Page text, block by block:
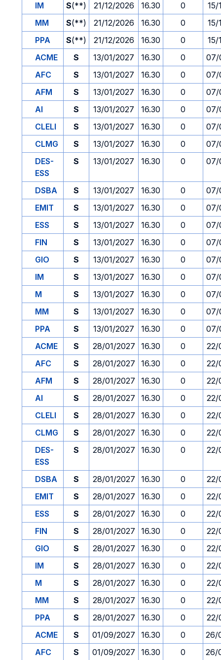
IM
S(**) 21/12/2026 16.30 0
15/
MM
S(**) 21/12/2026 16.30 0
15/
PPA
S(**) 21/12/2026 16.30 0
15/
ACME
S 13/01/2027 16.30 0
07/
AFC
S 13/01/2027 16.30 0
07/
AFM
S 13/01/2027 16.30 0
07/
AI
S 13/01/2027 16.30 0
07/
CLELI
S 13/01/2027 16.30 0
07/
CLMG
S 13/01/2027 16.30 0
07/
DES-
ESS
S 13/01/2027 16.30 0 07/
DSBA S 13/01/2027 16.30 0
07/
EMIT
S 13/01/2027 16.30 0
07/
ESS
S 13/01/2027 16.30 0
07/
FIN
S 13/01/2027 16.30 0
07/
GIO
S 13/01/2027 16.30 0
07/
IM
S 13/01/2027 16.30 0
07/
M
S 13/01/2027 16.30 0
07/
MM
S 13/01/2027 16.30 0
07/
PPA
S 13/01/2027 16.30 0
07/
ACME
S 28/01/2027 16.30 0
22/
AFC
S 28/01/2027 16.30 0
22/
AFM
S 28/01/2027 16.30 0
22/
AI
S 28/01/2027 16.30 0
22/
CLELI
S 28/01/2027 16.30 0
22/
CLMG
S 28/01/2027 16.30 0
22/
DES-
ESS
S 28/01/2027 16.30 0 22/
DSBA S 28/01/2027 16.30 0
22/
EMIT
S 28/01/2027 16.30 0
22/
ESS
S 28/01/2027 16.30 0
22/
FIN
S 28/01/2027 16.30 0
22/
GIO
S 28/01/2027 16.30 0
22/
IM
S 28/01/2027 16.30 0
22/
M
S 28/01/2027 16.30 0
22/
MM
S 28/01/2027 16.30 0
22/
PPA
S 28/01/2027 16.30 0
22/
ACME
S 01/09/2027 16.30 0
26/
AFC
S 01/09/2027 16.30 0 26/